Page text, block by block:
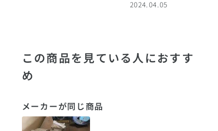
2024.04.05
この商品を見ている人におすす
め
メーカーが同じ商品